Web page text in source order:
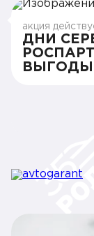
акция
ДНИ
ВЫГОДЫ